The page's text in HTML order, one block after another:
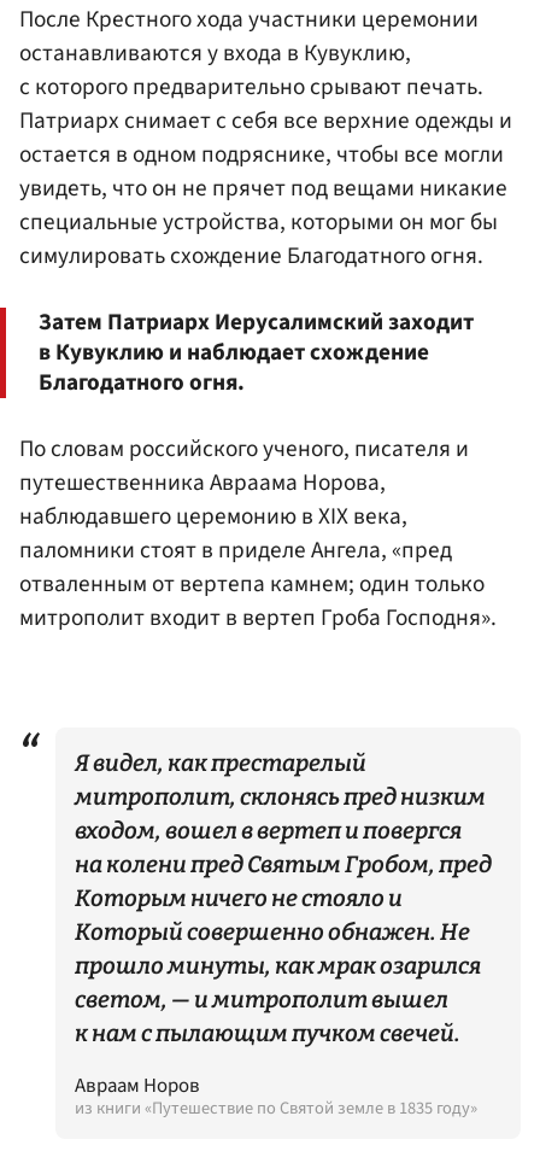
После Крестного хода участники церемонии
останавливаются у входа в Кувуклию,
с которого предварительно срывают печать.
Патриарх снимает с себя все верхние одежды и
остается в одном подряснике, чтобы все могли
увидеть, что он не прячет под вещами никакие
специальные устройства, которыми он мог бы
симулировать схождение Благодатного огня.
Затем Патриарх Иерусалимский заходит
в Кувуклию и наблюдает схождение
Благодатного огня.
По словам российского ученого, писателя и
путешественника Авраама Норова,
наблюдавшего церемонию в XIX века,
паломники стоят в приделе Ангела, «пред
отваленным от вертепа камнем; один только
митрополит входит в вертеп Гроба Господня».
Я видел, как престарелый
митрополит, склонясь пред низким
входом, вошел в вертеп и повергся
на колени пред Святым Гробом, пред
Которым ничего не стояло и
Который совершенно обнажен. Не
прошло минуты, как мрак озарился
светом, — и митрополит вышел
к нам с пылающим пучком свечей.
Авраам Норов
из книги «Путешествие по Святой земле в 1835 году»